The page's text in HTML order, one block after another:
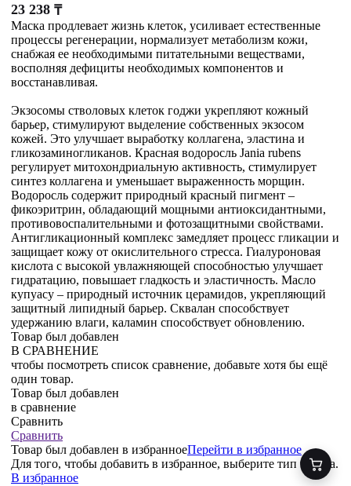
23 238 ₸
Маска продлевает жизнь клеток, усиливает естественные
процессы регенерации, нормализует метаболизм кожи,
снабжая ее необходимыми питательными веществами,
восполняя дефициты необходимых компонентов и
восстанавливая.
Экзосомы стволовых клеток годжи укрепляют кожный
барьер, стимулируют выделение собственных экзосом
кожей. Это улучшает выработку коллагена, эластина и
гликозаминогликанов. Красная водоросль Jania rubens
регулирует митохондриальную активность, стимулирует
синтез коллагена и уменьшает выраженность морщин.
Водоросль содержит природный красный пигмент –
фикоэритрин, обладающий мощными антиоксидантными,
противовоспалительными и фотозащитными свойствами.
Антигликационный комплекс замедляет процесс гликации и
защищает кожу от окислительного стресса. Гиалуроновая
кислота с высокой увлажняющей способностью улучшает
гидратацию, повышает гладкость и эластичность. Масло
купуасу – природный источник церамидов, укрепляющий
защитный липидный барьер. Сквалан способствует
удержанию влаги, каламин способствует обновлению.
Товар был добавлен
В СРАВНЕНИЕ
чтобы посмотреть список сравнение, добавьте хотя бы ещё
один товар.
Товар был добавлен
в сравнение
Сравнить
Сравнить
Товар был добавлен в избранноеПерейти в избранное
Для того, чтобы добавить в избранное, выберите тип товара.
В избранное